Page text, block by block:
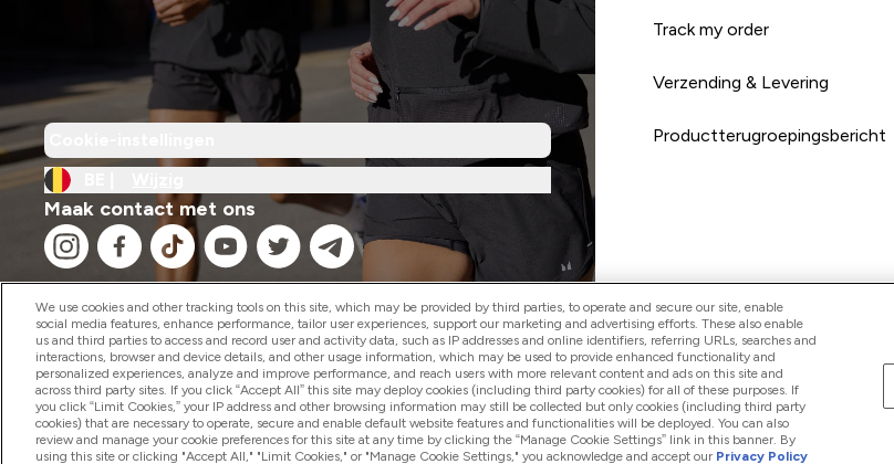
Maak contact met ons
Track my order
Verzending & Levering
Productterugroepingsbericht
2026 The Hut.com Ltd
We use cookies and other tracking tools on this site, which may be provided by third parties, to operate and secure our site, enable
social media features, enhance performance, tailor user experiences, support our marketing and advertising efforts. These also enable
us and third parties to access and record user and activity data, such as IP addresses and online identifiers, referring URLs, searches and
interactions, browser and device details, and other usage information, which may be used to provide enhanced functionality and
personalized experiences, analyze and improve performance, and reach users with more relevant content and ads on this site and
across third party sites. If you click “Accept All” this site may deploy cookies (including third party cookies) for all of these purposes. If
you click “Limit Cookies,” your IP address and other browsing information may still be collected but only cookies (including third party
cookies) that are necessary to operate, secure and enable default website features and functionalities will be deployed. You can also
review and manage your cookie preferences for this site at any time by clicking the “Manage Cookie Settings” link in this banner. By
using this site or clicking "Accept All," "Limit Cookies," or "Manage Cookie Settings," you acknowledge and accept our Privacy Policy